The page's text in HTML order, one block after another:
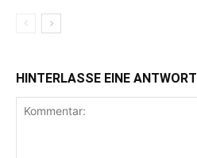
HINTERLASSE EINE ANTWORT